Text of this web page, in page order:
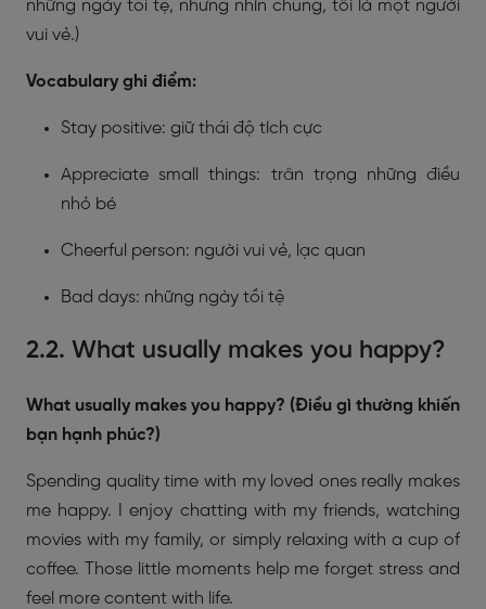
những ngày tồi tệ, nhưng nhìn chung, tôi là một người
vui vẻ.)
Vocabulary ghi điểm:
Stay positive: giữ thái độ tích cực
Appreciate small things: trân trọng những điều
nhỏ bé
Cheerful person: người vui vẻ, lạc quan
Bad days: những ngày tồi tệ
2.2. What usually makes you happy?
What usually makes you happy? (Điều gì thường khiến
bạn hạnh phúc?)
Spending quality time with my loved ones really makes
me happy. I enjoy chatting with my friends, watching
movies with my family, or simply relaxing with a cup of
coffee. Those little moments help me forget stress and
feel more content with life.